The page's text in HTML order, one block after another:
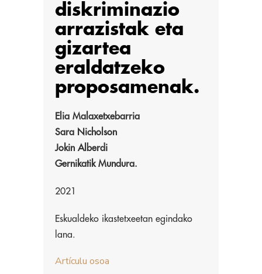
diskriminazio
arrazistak eta
gizartea
eraldatzeko
proposamenak.
Elia Malaxetxebarria
Sara Nicholson
Jokin Alberdi
Gernikatik Mundura.
2021
Eskualdeko ikastetxeetan egindako
lana.
Artículu osoa